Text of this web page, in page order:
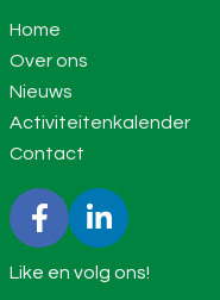
Home
Over ons
Nieuws
Activiteitenkalender
Contact
Like en volg ons!